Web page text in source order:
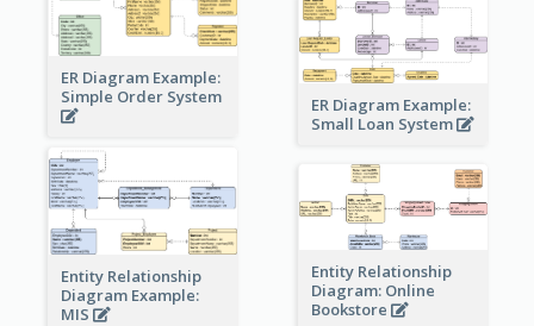
ER Diagram Example:
Simple Order System
ER Diagram Example:
Small Loan System
Entity Relationship
Diagram Example:
MIS
Entity Relationship
Diagram: Online
Bookstore